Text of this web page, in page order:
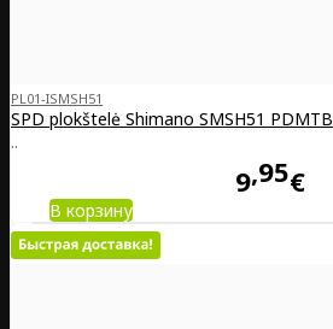
PL01-ISMSH51
SPD plokštelė Shimano SM­SH51 PD­MTB
..
9 95€
В корзину